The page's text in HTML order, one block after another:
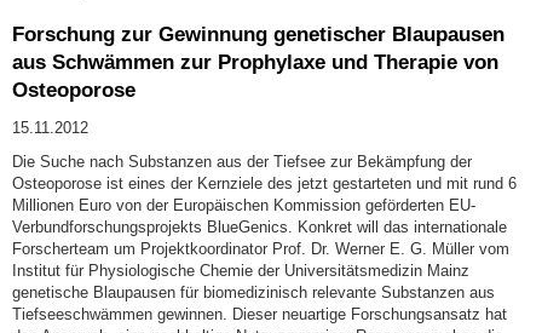
Forschung zur Gewinnung genetischer Blaupausen
aus Schwämmen zur Prophylaxe und Therapie von
Osteoporose
15.11.2012
Die Suche nach Substanzen aus der Tiefsee zur Bekämpfung der
Osteoporose ist eines der Kernziele des jetzt gestarteten und mit rund 6
Millionen Euro von der Europäischen Kommission geförderten EU-
Verbundforschungsprojekts BlueGenics. Konkret will das internationale
Forscherteam um Projektkoordinator Prof. Dr. Werner E. G. Müller vom
Institut für Physiologische Chemie der Universitätsmedizin Mainz
genetische Blaupausen für biomedizinisch relevante Substanzen aus
Tiefseeschwämmen gewinnen. Dieser neuartige Forschungsansatz hat